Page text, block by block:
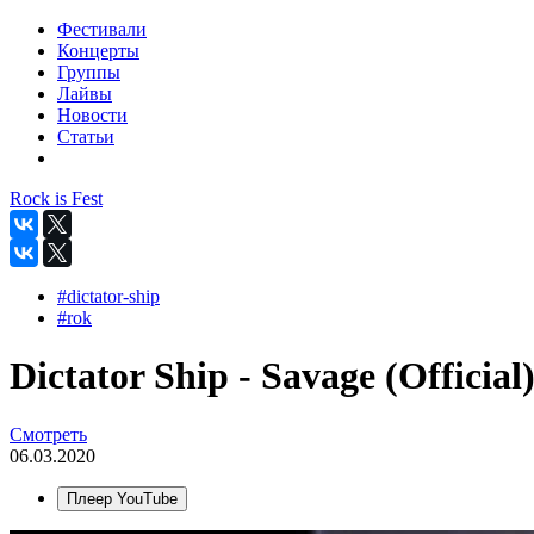
Фестивали
Концерты
Группы
Лайвы
Новости
Статьи
Rock is Fest
#dictator-ship
#rok
Dictator Ship - Savage (Official)
Смотреть
06.03.2020
Плеер YouTube